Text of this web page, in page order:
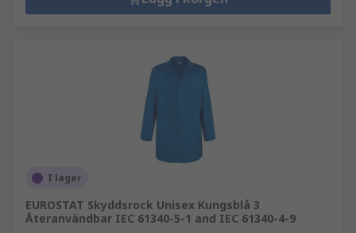
I lager
EUROSTAT Skyddsrock Unisex Kungsblå 3
Återanvändbar IEC 61340-5-1 and IEC 61340-4-9